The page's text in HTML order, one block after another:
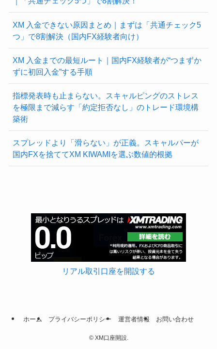
XM 入金できない原因まとめ｜まずは「共通チェック5
つ」で8割解決（国内FX経験者向け）
XM 入金までの最短ルート｜国内FX経験者が“つまずか
ずに初回入金”する手順
指標発表時も止まらない。スキャルピングのストレス
を極限まで減らす「約定拒否なし」のトレード環境構
築術
スプレッドより「滑らない」が正義。スキャルパーが
国内FXを捨ててXM KIWAMIを選ぶ数値的根拠
リアル取引口座を開設する
ホーム プライバシーポリシー 運営者情報 お問い合わせ
©XM口座開設.